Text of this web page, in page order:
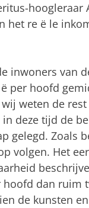
hoogleraar
het re ë le
inwoners van
ë per hoofd
weten de
deze tijd de
gelegd. Zoals
volgen. Het
dan ruim
de kunsten